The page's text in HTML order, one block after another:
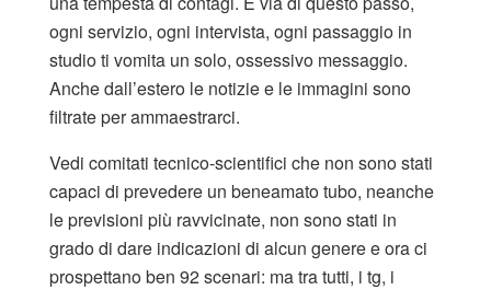
ogni servizio, ogni intervista, ogni passaggio in
studio ti vomita un solo, ossessivo messaggio.
Anche dall’estero le notizie e le immagini sono
filtrate per ammaestrarci.
Vedi comitati tecnico-scientifici che non sono stati
capaci di prevedere un beneamato tubo, neanche
le previsioni più ravvicinate, non sono stati in
grado di dare indicazioni di alcun genere e ora ci
prospettano ben 92 scenari: ma tra tutti, i tg, i